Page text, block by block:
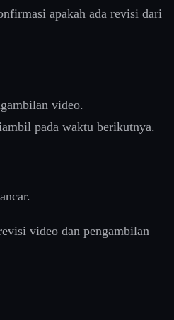
apakah ada revisi dari
video.
pada waktu berikutnya.
video dan pengambilan